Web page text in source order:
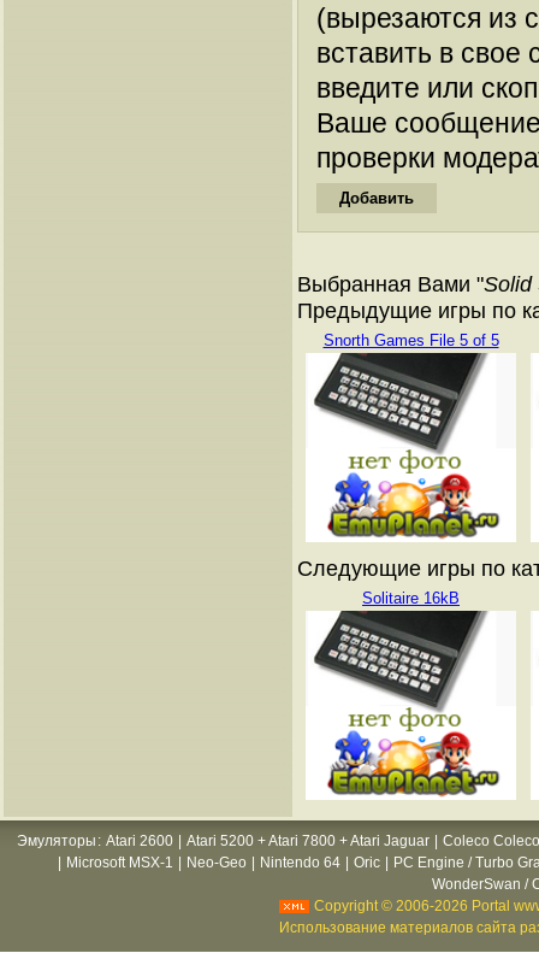
(вырезаются из
вставить в
введите или
Ваше
проверки
Выбранная Вами "Solid
Предыдущие игры по
Snorth Games File 5 of 5
Следующие игры по
Solitaire 16kB
Эмуляторы : Atari 2600 Atari 5200 + Atari 7800 + Atari Jaguar
Coleco
Microsoft MSX-1 Neo-Geo Nintendo 64 Oric
PC Engine / Turbo
WonderSwan /
Copyright © 2006-2026 Portal
Использование материалов сайта